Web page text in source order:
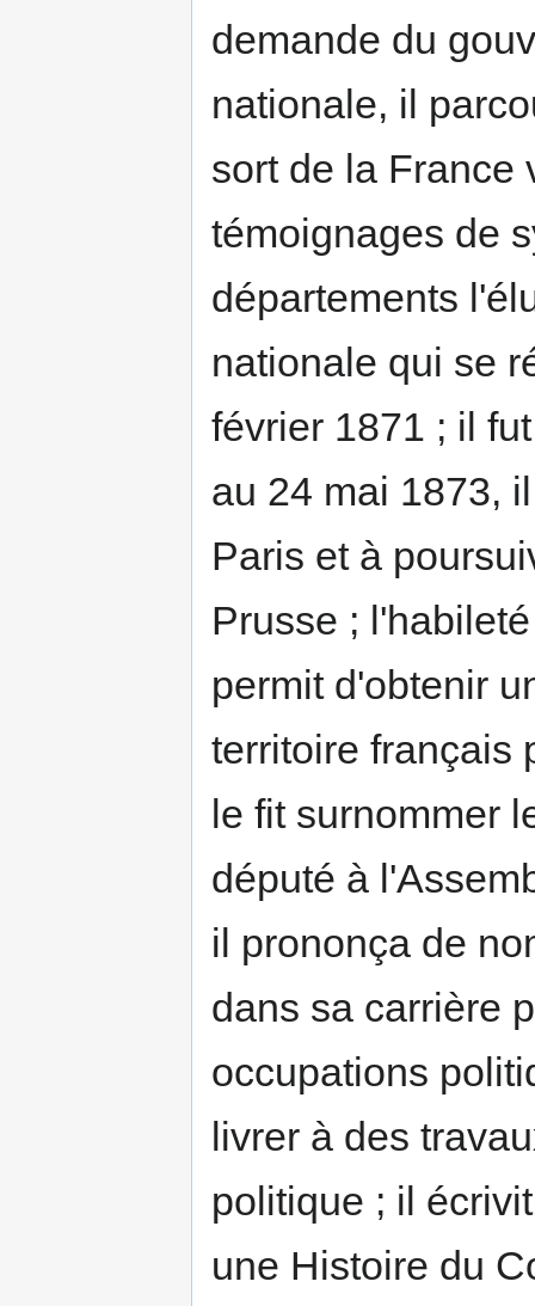
demande du
nationale, il
sort de la France
témoignages de
départements
nationale qui se
février 1871 ; il
au 24 mai 1873,
Paris et à
Prusse ;
permit d'obtenir
territoire français
le fit surnommer
député à
il prononça de
dans sa carrière
occupations
livrer à des
politique ; il
une Histoire du